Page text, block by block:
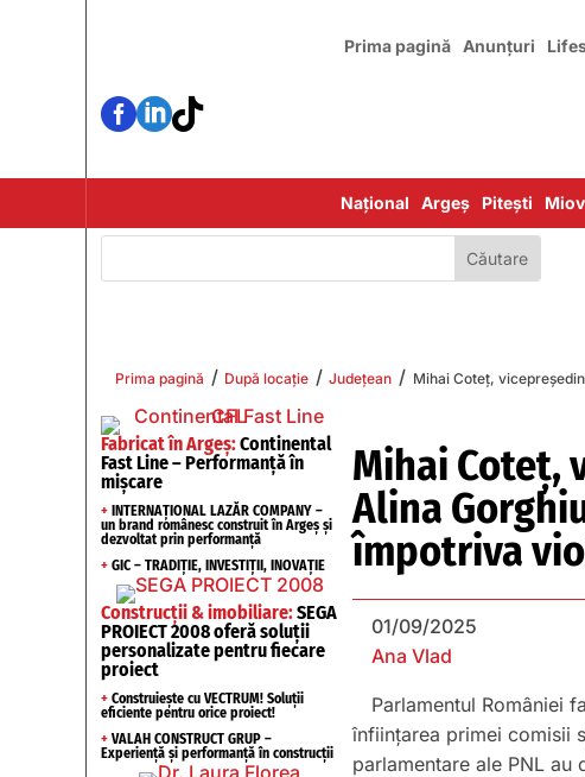
Prima pagină Anunțuri

Național Argeș Pitești
Prima pagină / După locație / Județean / Mihai Coteț,
Fabricat în Argeș:Continental
Fast Line – Performanță în
mișcare
+ INTERNAȚIONAL LAZĂR COMPANY –
un brand românesc construit în Argeș și
dezvoltat prin performanță
+ GIC – TRADIȚIE, INVESTIȚII, INOVAȚIE
Construcții & imobiliare:SEGA
PROIECT 2008 oferă soluții
personalizate pentru fiecare
proiect
+ Construiește cu VECTRUM! Soluții
eficiente pentru orice proiect!
+ VALAH CONSTRUCT GRUP –
Experiență și performanță în construcții
Mihai Coteț,
Alina
împotriva
01/09/2025
Ana Vlad
Parlamentul României
înființarea primei comisii
parlamentare ale PNL au